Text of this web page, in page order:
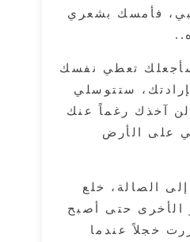
بشعري
تعطي نفسك
ستتوسلي
رغماً عنك
الأرض
خلع
حتى أصبح
عندما